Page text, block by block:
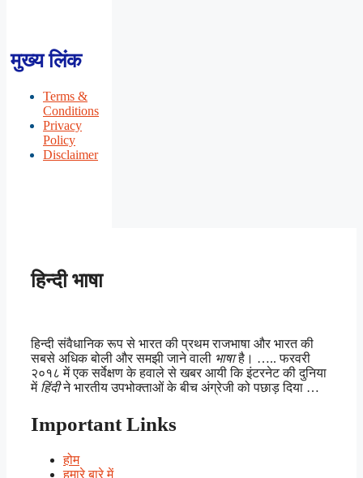
मुख्य लिंक
Terms &
Conditions
Privacy
Policy
Disclaimer
हिन्दी भाषा
हिन्दी संवैधानिक रूप से भारत की प्रथम राजभाषा और भारत की
सबसे अधिक बोली और समझी जाने वाली भाषाहै। ….. फरवरी
२०१८ में एक सर्वेक्षण के हवाले से खबर आयी कि इंटरनेट की दुनिया
में हिंदीने भारतीय उपभोक्ताओं के बीच अंग्रेजी को पछाड़ दिया …
Important Links
होम
हमारे बारे में